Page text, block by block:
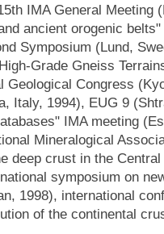
IMA General Meeting
ancient orogenic
Symposium (Lund,
Grade Gneiss
Geological Congress
Italy, 1994), EUG 9
IMA meeting
Mineralogical
deep crust in the
symposium on
1998), international
of the continental